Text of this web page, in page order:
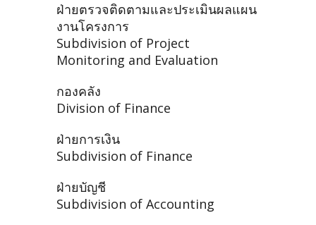
ฝ่ายตรวจติดตามและประเมินผลแผน
งานโครงการ
Subdivision of Project
Monitoring and Evaluation
กองคลัง
Division of Finance
ฝ่ายการเงิน
Subdivision of Finance
ฝ่ายบัญชี
Subdivision of Accounting